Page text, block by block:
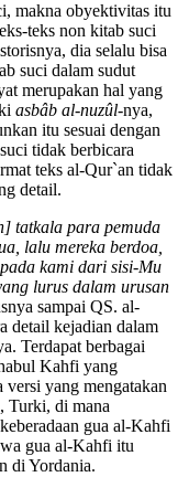
makna obyektivitas itu
teks non kitab suci
dia selalu bisa
suci dalam sudut
merupakan hal yang
asbâb al-nuzûl-nya,
itu sesuai dengan
tidak berbicara
teks al-Qur`an tidak
detail.
tatkala para pemuda
lalu mereka berdoa,
kami dari sisi-Mu
lurus dalam urusan
sampai QS. al-
detail kejadian dalam
Terdapat berbagai
Kahfi yang
yang mengatakan
Turki, di mana
gua al-Kahfi
gua al-Kahfi itu
di Yordania.